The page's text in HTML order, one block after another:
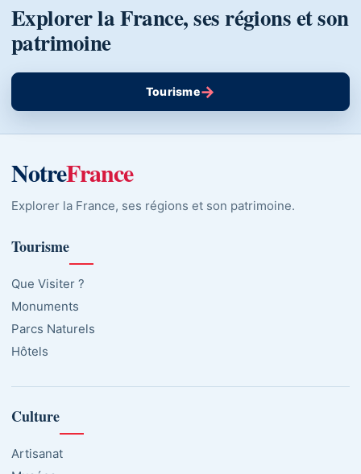
Explorer la France, ses régions et son
patrimoine
Tourisme→
NotreFrance
Explorer la France, ses régions et son patrimoine.
Tourisme
Que Visiter ?
Monuments
Parcs Naturels
Hôtels
Culture
Artisanat